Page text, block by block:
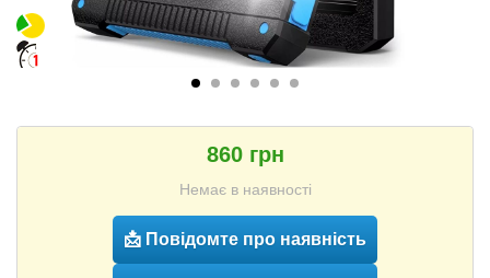
860 грн
Немає в наявності
📩 Повідомте про наявність